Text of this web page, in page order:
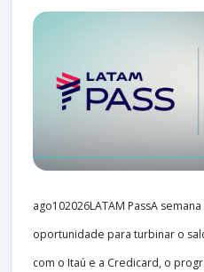
ago102026LATAM PassA
oportunidade para turbinar o
com o Itaú e a Credicard, o